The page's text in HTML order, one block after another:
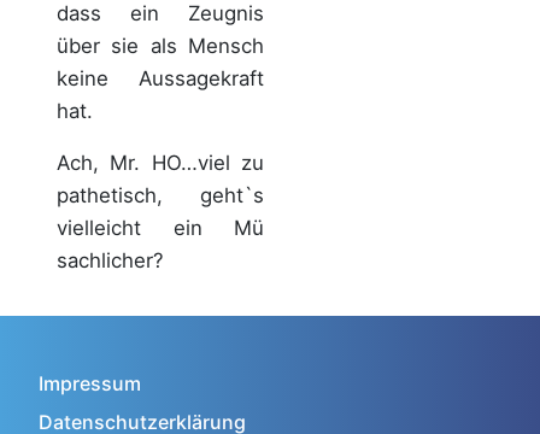
dass ein Zeugnis
über sie als Mensch
keine Aussagekraft
hat.
Ach, Mr. HO…viel zu
pathetisch, geht`s
vielleicht ein Mü
sachlicher?
Impressum
Datenschutzerklärung